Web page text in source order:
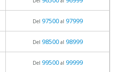
Del 97500al 97999
Del 98500al 98999
Del 99500al 99999